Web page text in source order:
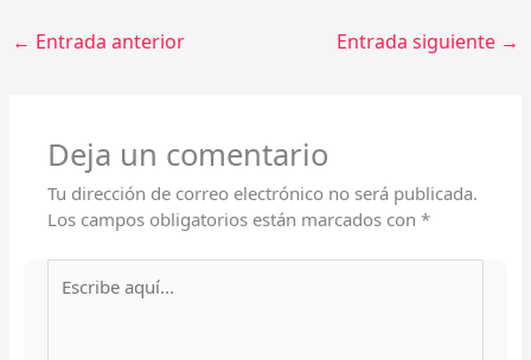
← Entrada anterior Entrada siguiente →
Deja un comentario
Tu dirección de correo electrónico no será publicada.
Los campos obligatorios están marcados con*
aquí...